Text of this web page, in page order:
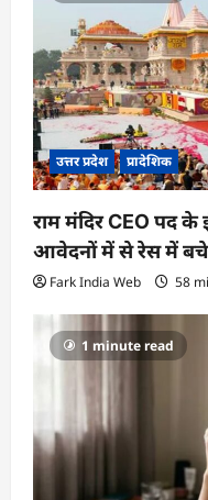
उत्तर प्रदेश प्रादेशिक
राम मंदिर CEO पद
आवेदनों में से रेस में बचे
Fark India Web 58
1 minute read